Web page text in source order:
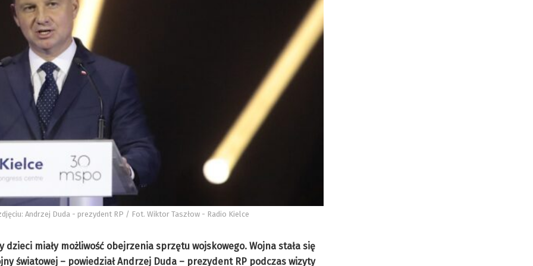
Andrzej Duda - prezydent RP / Fot. Wiktor Taszłow - Radio Kielce
dzieci miały możliwość obejrzenia sprzętu wojskowego. Wojna stała się
światowej – powiedział Andrzej Duda – prezydent RP podczas wizyty